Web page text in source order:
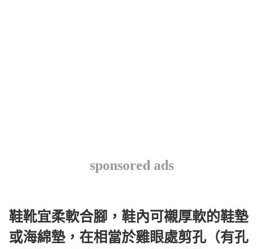
sponsored ads
鞋靴宜柔軟合腳，鞋內可襯厚軟的鞋墊
或海綿墊，在相當於雞眼處剪孔（有孔